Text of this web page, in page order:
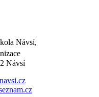
Návsí,
Návsí